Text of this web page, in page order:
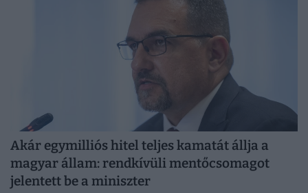
Akár egymilliós hitel teljes kamatát állja a
magyar állam: rendkívüli mentőcsomagot
jelentett be a miniszter